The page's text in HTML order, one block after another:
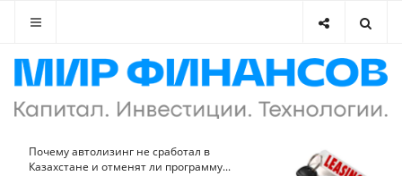
Почему автолизинг не сработал в
Казахстане и отменят ли программу...